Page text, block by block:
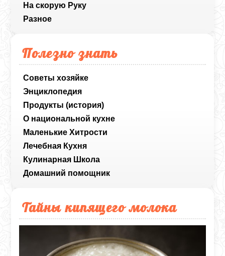
На скорую Руку
Разное
Полезно знать
Советы хозяйке
Энциклопедия
Продукты (история)
О национальной кухне
Маленькие Хитрости
Лечебная Кухня
Кулинарная Школа
Домашний помощник
Тайны кипящего молока